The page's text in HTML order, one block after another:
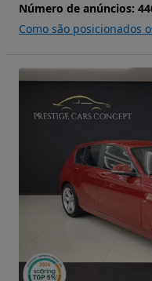
Número de anúncios:
Como são posicionados